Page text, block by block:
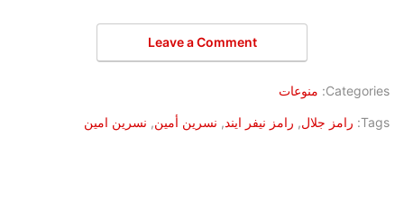
Leave a Comment
Categories: منوعات
Tags: رامز جلال, رامز نيفر ايند, نسرين أمين, نسرين امين